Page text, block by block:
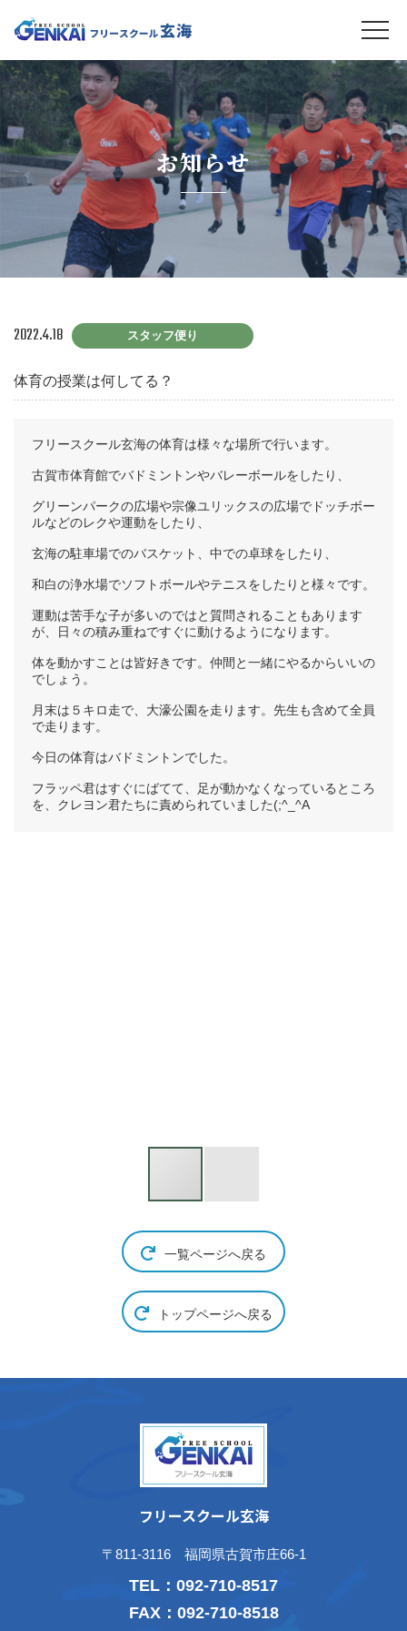
お知らせ
2022.4.18 スタッフ便り
体育の授業は何してる？
フリースクール玄海の体育は様々な場所で行います。
古賀市体育館でバドミントンやバレーボールをしたり、
グリーンパークの広場や宗像ユリックスの広場でドッチボー
ルなどのレクや運動をしたり、
玄海の駐車場でのバスケット、中での卓球をしたり、
和白の浄水場でソフトボールやテニスをしたりと様々です。
運動は苦手な子が多いのではと質問されることもあります
が、日々の積み重ねですぐに動けるようになります。
体を動かすことは皆好きです。仲間と一緒にやるからいいの
でしょう。
月末は５キロ走で、大濠公園を走ります。先生も含めて全員
で走ります。
今日の体育はバドミントンでした。
フラッペ君はすぐにばてて、足が動かなくなっているところ
を、クレヨン君たちに責められていました(;^_^A
一覧ページへ戻る
トップページへ戻る
フリースクール玄海
〒811-3116 福岡県古賀市庄66-1
TEL： 092-710-8517
FAX：092-710-8518